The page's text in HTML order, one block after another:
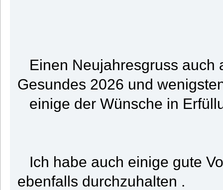
Einen Neujahresgruss auch
Gesundes 2026 und
einige der Wünsche in
Ich habe auch einige gute
ebenfalls durchzuhalten .